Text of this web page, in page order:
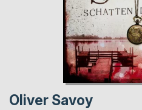
Oliver Savoy